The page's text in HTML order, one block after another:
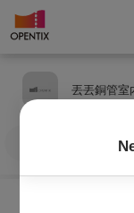
丟丟銅管室